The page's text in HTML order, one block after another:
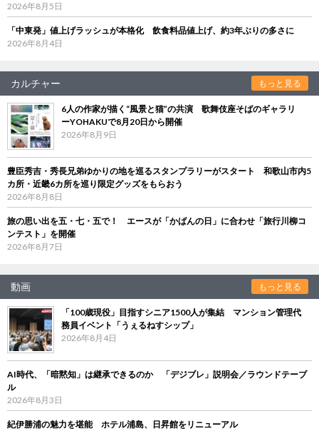
2026年8月5日
「中東発」値上げラッシュが本格化 飲食料品値上げ、約3年ぶりの多さに
2026年8月4日
カルチャー もっと見る
6人の作家が描く“風景と猫”の共演 歌舞伎座そばのギャラリ
ーYOHAKUで8月20日から開催
2026年8月9日
豊臣秀吉・秀長兄弟ゆかりの地を巡るスタンプラリーがスタート 和歌山市内5
カ所・近畿6カ所を巡り限定グッズをもらおう
2026年8月8日
旅の思い出を五・七・五で！ エースが「かばんの日」に合わせ「旅行川柳コ
ンテスト」を開催
2026年8月7日
動画 もっと見る
「100歳現役」目指すシニア1500人が集結 マンション管理代
務員イベント「うぇるねすシップ」
2026年8月4日
AI時代、「暗黙知」は継承できるのか 「デジブレ」説明会／ラウンドテーブ
ル
2026年8月3日
紀伊勝浦の魅力を堪能 ホテル浦島、日昇館をリニューアル